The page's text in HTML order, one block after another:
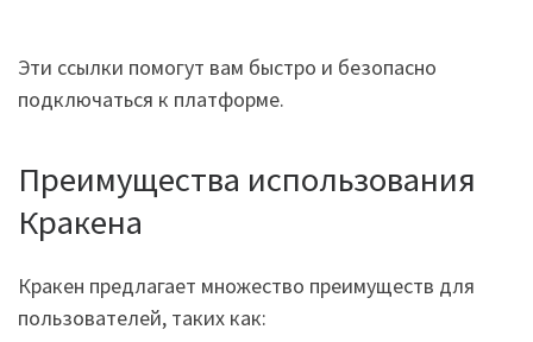
Эти ссылки помогут вам быстро и безопасно
подключаться к платформе.
Преимущества использования
Кракена
Кракен предлагает множество преимуществ для
пользователей, таких как: